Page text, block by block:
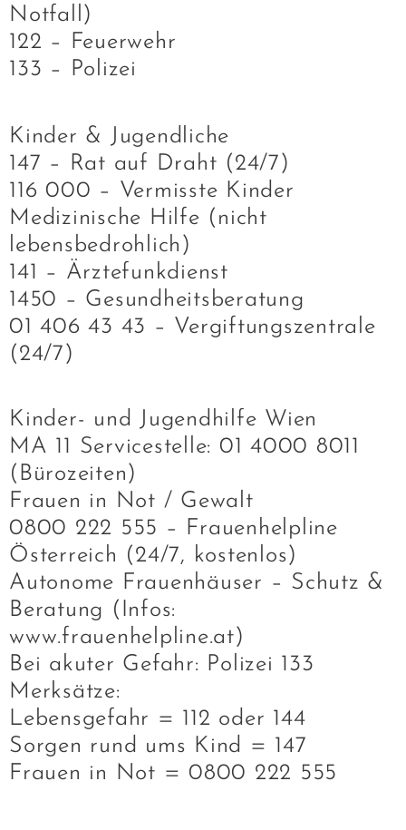
Notfall)
122 – Feuerwehr
133 – Polizei
Kinder & Jugendliche
147 – Rat auf Draht (24/7)
116 000 – Vermisste Kinder
Medizinische Hilfe (nicht
lebensbedrohlich)
141 – Ärztefunkdienst
1450 – Gesundheitsberatung
01 406 43 43 – Vergiftungszentrale
(24/7)
Kinder- und Jugendhilfe Wien
MA 11 Servicestelle: 01 4000 8011
(Bürozeiten)
Frauen in Not / Gewalt
0800 222 555 – Frauenhelpline
Österreich (24/7, kostenlos)
Autonome Frauenhäuser – Schutz &
Beratung (Infos:
www.frauenhelpline.at)
Bei akuter Gefahr: Polizei 133
Merksätze:
Lebensgefahr = 112 oder 144
Sorgen rund ums Kind = 147
Frauen in Not = 0800 222 555